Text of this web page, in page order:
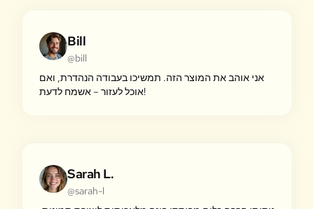
Bill
@bill
אני אוהב את המוצר הזה. תמשיכו בעבודה הנהדרת, ואם
אוכל לעזור – אשמח לדעת!
Sarah L.
@sarah-l